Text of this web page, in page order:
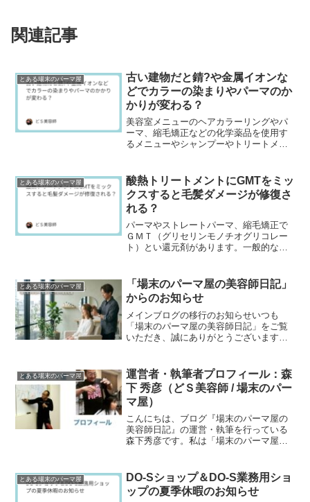
関連記事
とある場末のパーマ屋
古い建物だと錆?や金属イオンな
どでカラーの染まりやパーマのか
かりが変わる？
美容室メニューのヘアカラーリングやパ
ーマ、縮毛矯正などの化学薬品を使用す
るメニューやシャンプーやトリートメン
屋や中国の美容学校の...
とある場末のパーマ屋
酸熱トリートメントにGMTをミッ
クスすると毛髪ダメージが修復さ
れる？
パーマやストレートパーマ、縮毛矯正で
ＧＭＴ（グリセリンモノチオグリコレー
ト）とい還元剤があります。一般的なチ
が、このGMTは弱酸性...
とある場末のパーマ屋
「場末のパーマ屋の美容師日記」
からのお知らせ
メインブログの移行のお知らせいつも
「場末のパーマ屋の美容師日記」をご覧
いただき、誠にありがとうございます。
けば10年以...
とある場末のパーマ屋
運営者・執筆者プロフィール：森
下 秀彦（どＳ美容師 / 場末のパー
マ屋）
こんにちは、ブログ『場末のパーマ屋の
美容師日記』の運営・執筆を行っている
森下秀彦です。私は「場末のパーマ屋」
のヘアケア製品・美...
とある場末のパーマ屋
DO-Sショップ＆DO-S業務用ショ
ップの夏季休暇のお知らせ